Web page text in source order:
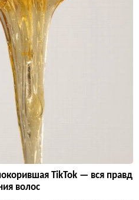
TikTok — вся правд
волос